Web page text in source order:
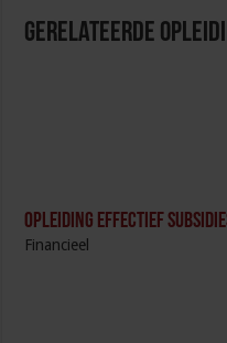
Gerelateerde
Opleiding Effectief
Financieel